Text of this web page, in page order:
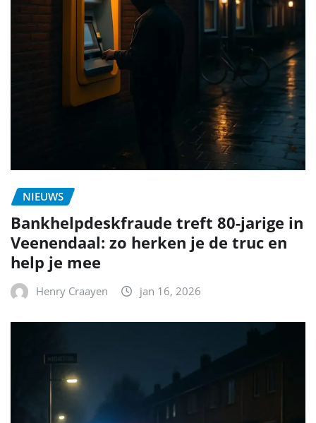
NIEUWS
Bankhelpdeskfraude treft 80-jarige in
Veenendaal: zo herken je de truc en
help je mee
Henry Craayen jan 16, 2026